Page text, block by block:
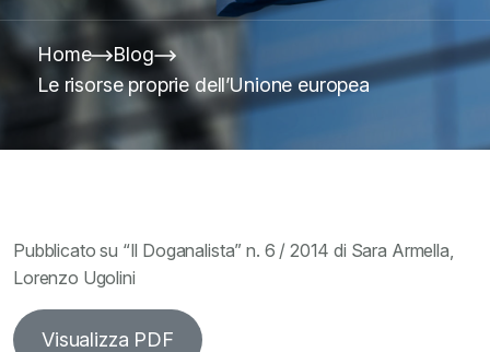
Home
Blog
Le risorse proprie dell’Unione europea
Pubblicato su “Il Doganalista” n. 6 / 2014 di Sara Armella,
Lorenzo Ugolini
Visualizza PDF